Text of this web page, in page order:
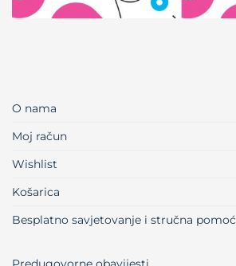
O nama
Moj račun
Wishlist
Košarica
Besplatno savjetovanje i stručna pomoć